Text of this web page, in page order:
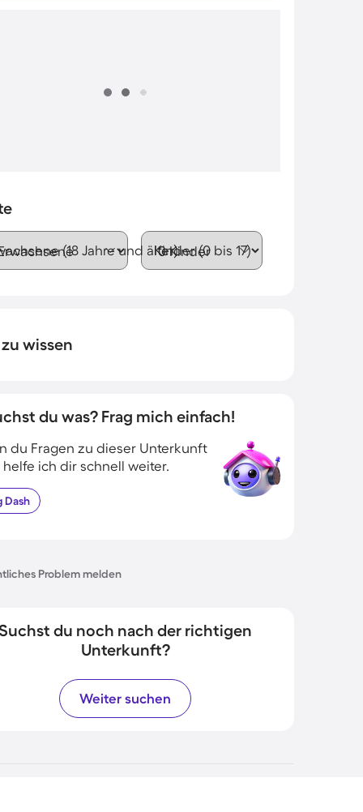
(18 Jahre und älter)Kinder (0 bis 17)
wissen
du was? Frag mich einfach!
du Fragen zu dieser Unterkunft
helfe ich dir schnell weiter.
Dash
Problem melden
du noch nach der richtigen
Unterkunft?
Weiter suchen